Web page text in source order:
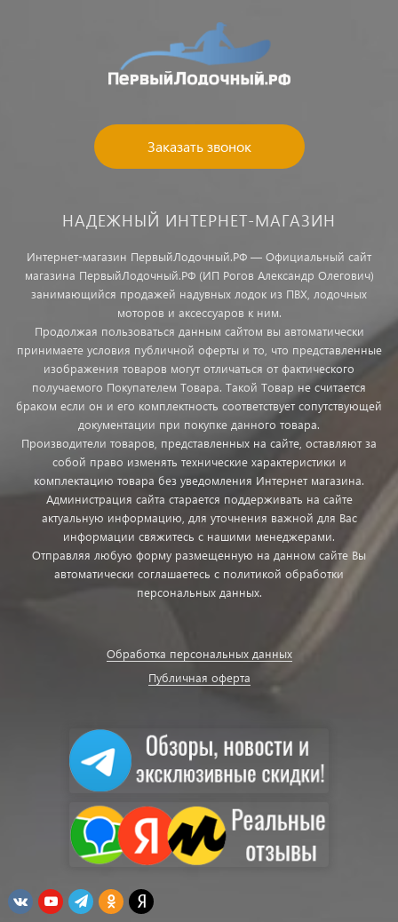
Заказать звонок
НАДЕЖНЫЙ ИНТЕРНЕТ-МАГАЗИН
Интернет-магазин ПервыйЛодочный.РФ — Официальный сайт
магазина ПервыйЛодочный.РФ (ИП Рогов Александр Олегович)
занимающийся продажей надувных лодок из ПВХ, лодочных
моторов и аксессуаров к ним.
Продолжая пользоваться данным сайтом вы автоматически
принимаете условия публичной оферты и то, что представленные
изображения товаров могут отличаться от фактического
получаемого Покупателем Товара. Такой Товар не считается
браком если он и его комплектность соответствует сопутствующей
документации при покупке данного товара.
Производители товаров, представленных на сайте, оставляют за
собой право изменять технические характеристики и
комплектацию товара без уведомления Интернет магазина.
Администрация сайта старается поддерживать на сайте
актуальную информацию, для уточнения важной для Вас
информации свяжитесь с нашими менеджерами.
Отправляя любую форму размещенную на данном сайте Вы
автоматически соглашаетесь с политикой обработки
персональных данных.
Обработка персональных данных
Публичная оферта